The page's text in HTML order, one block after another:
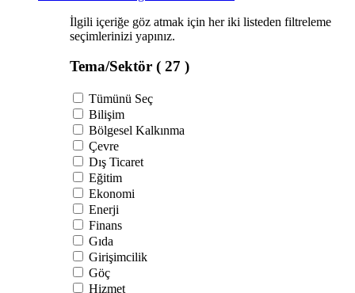
İlgili içeriğe göz atmak için her iki listeden filtreleme
seçimlerinizi yapınız.
Tema/Sektör ( 27 )
Tümünü Seç
Bilişim
Bölgesel Kalkınma
Çevre
Dış Ticaret
Eğitim
Ekonomi
Enerji
Finans
Gıda
Girişimcilik
Göç
Hizmet